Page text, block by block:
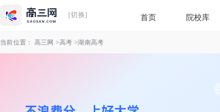
[切换] 首页 院校库
当前位置： 高三网 >高考 >湖南高考